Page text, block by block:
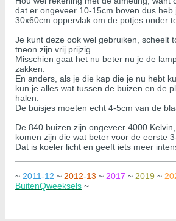
dat er ongeveer 10-15cm boven dus heb
30x60cm oppervlak om de potjes onder
Je kunt deze ook wel gebruiken, scheelt
tneon zijn vrij prijzig.
Misschien gaat het nu beter nu je de
zakken.
En anders, als je die kap die je nu hebt
kun je alles wat tussen de buizen en de
halen.
De buisjes moeten echt 4-5cm van de
De 840 buizen zijn ongeveer 4000
komen zijn die wat beter voor de eerste
Dat is koeler licht en geeft iets meer
~ 2011-12 ~ 2012-13 ~ 2017 ~ 2019 ~
BuitenQweeksels ~